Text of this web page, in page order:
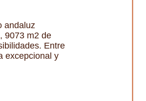
andaluz
9073 m2 de
Entre
excepcional y